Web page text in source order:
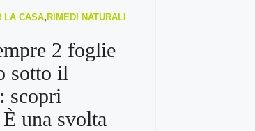
LA CASA, RIMEDI NATURALI
2 foglie
sotto il
scopri
una svolta